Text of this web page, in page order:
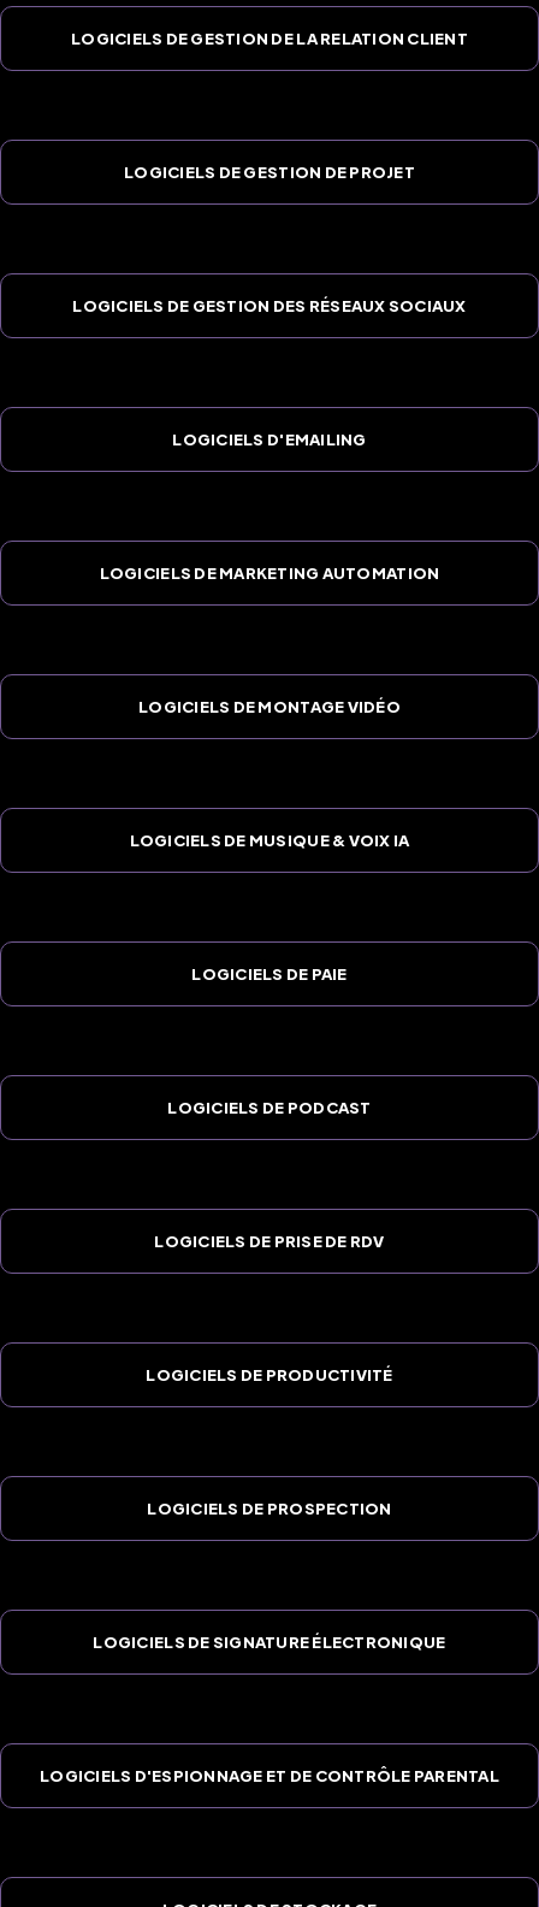
LOGICIELS DE GESTION DE LA RELATION CLIENT
LOGICIELS DE GESTION DE PROJET
LOGICIELS DE GESTION DES RÉSEAUX SOCIAUX
LOGICIELS D'EMAILING
LOGICIELS DE MARKETING AUTOMATION
LOGICIELS DE MONTAGE VIDÉO
LOGICIELS DE MUSIQUE & VOIX IA
LOGICIELS DE PAIE
LOGICIELS DE PODCAST
LOGICIELS DE PRISE DE RDV
LOGICIELS DE PRODUCTIVITÉ
LOGICIELS DE PROSPECTION
LOGICIELS DE SIGNATURE ÉLECTRONIQUE
LOGICIELS D'ESPIONNAGE ET DE CONTRÔLE PARENTAL